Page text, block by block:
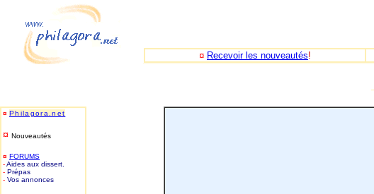
¤ Recevoir les nouveautés!
¤ Philagora.net
¤ Nouveautés
¤ FORUMS
-Aides aux dissert.
- Prépas
- Vos annonces